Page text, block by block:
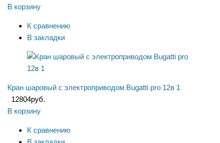
В корзину
К сравнению
В закладки
Кран шаровый с электроприводом Bugatti pro 12в 1
12804руб.
В корзину
К сравнению